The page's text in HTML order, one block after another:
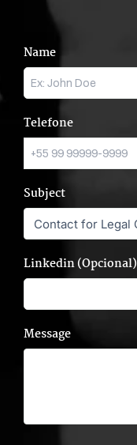
Name
Telefone
Subject
Linkedin (Opcional)
Message